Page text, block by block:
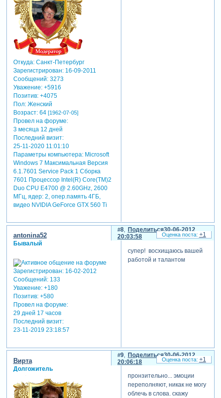
Откуда:Санкт-Петербург
Зарегистрирован: 16-09-2011
Сообщений:3273
Уважение: +5916
Позитив: +4075
Пол:Женский
Возраст:64 [1962-07-05]
Провел на форуме:
3 месяца 12 дней
Последний визит:
25-11-2020 11:01:10
Параметры компьютера:Microsoft
Windows 7 Максимальная Версия
6.1.7601 Service Pack 1 Сборка
7601 Процессор Intel(R) Core(TM)2
Duo CPU E4700 @ 2.60GHz, 2600
МГц, ядер: 2, опер.память 4ГБ,
видео NVIDIA GeForce GTX 560 Ti
Поделиться
8
30-06-2012
20:03:58
antonina52
Бывалый
Зарегистрирован: 16-02-2012
Сообщений:133
Уважение: +180
Позитив: +580
Провел на форуме:
29 дней 17 часов
Последний визит:
23-11-2019 23:18:57
супер! восхищаюсь вашей
работой и талантом
+1
Поделиться
9
30-06-2012
20:06:18
Вирта
Долгожитель
пронзительно... эмоции
переполняют, никак не могу
облечь в слова. скажу
+1